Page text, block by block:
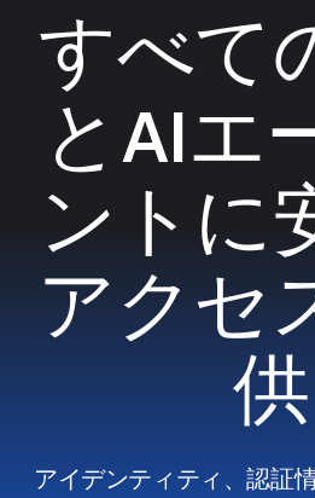
すべて
とAIエ
ントに
アクセ
供
アイデンティティ、認証